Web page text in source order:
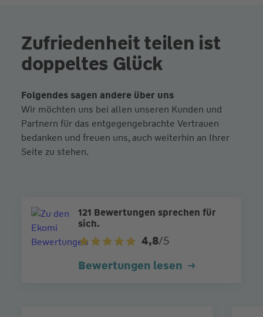
Zufriedenheit teilen ist
doppeltes Glück
Folgendes sagen andere über uns
Wir möchten uns bei allen unseren Kunden und
Partnern für das entgegengebrachte Vertrauen
bedanken und freuen uns, auch weiterhin an Ihrer
Seite zu stehen.
121 Bewertungen sprechen für
sich.
4,8/5
Bewertungen lesen